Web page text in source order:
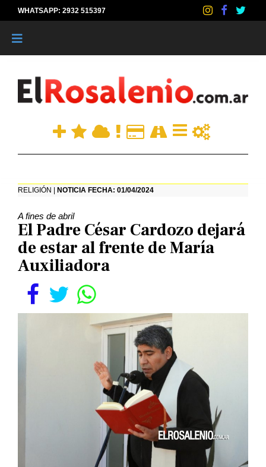
WHATSAPP: 2932 515397
RELIGIÓN | NOTICIA FECHA: 01/04/2024
A fines de abril
El Padre César Cardozo dejará
de estar al frente de María
Auxiliadora